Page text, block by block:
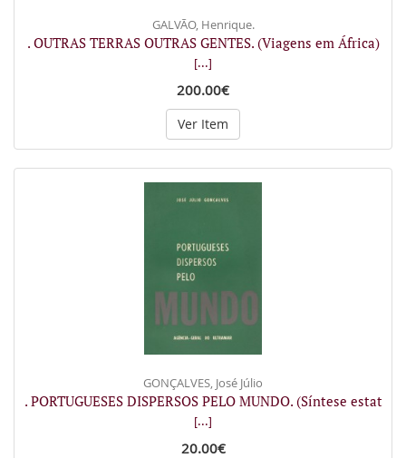
GALVÃO, Henrique.
. OUTRAS TERRAS OUTRAS GENTES. (Viagens em África)
[...]
200.00€
Ver Item
GONÇALVES, José Júlio
. PORTUGUESES DISPERSOS PELO MUNDO. (Síntese estat
[...]
20.00€